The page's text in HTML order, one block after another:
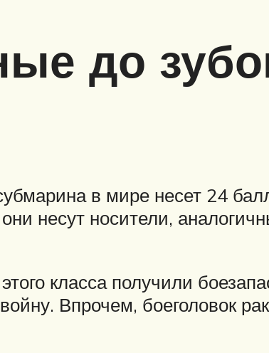
до
в мире несет 24
несут носители,
класса получили
Впрочем, боеголовок